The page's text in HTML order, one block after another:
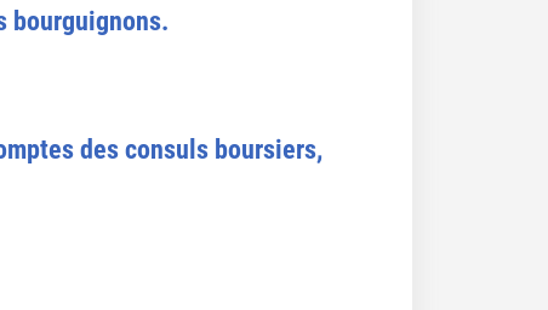
bourguignons.
des consuls boursiers,